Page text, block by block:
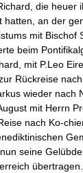
die heuer
hatten, an der
mit Bischof
beim
mit P.Leo
Rückreise
wieder nach
mit Herrn
nach Ko-
seine